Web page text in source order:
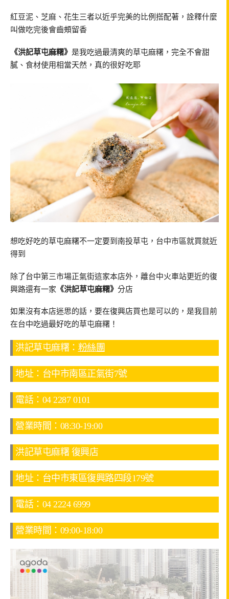
紅豆泥、芝麻、花生三者以近乎完美的比例搭配著，詮釋什麼
叫做吃完後會齒頰留香
《洪記草屯麻糬》 是我吃過最清爽的草屯麻糬，完全不會甜
膩、食材使用相當天然，真的很好吃耶
想吃好吃的草屯麻糬不一定要到南投草屯，台中市區就買就近
得到
除了台中第三市場正氣街這家本店外，離台中火車站更近的復
興路還有一家 《洪記草屯麻糬》 分店
如果沒有本店迷思的話，要在復興店買也是可以的，是我目前
在台中吃過最好吃的草屯麻糬！
洪記草屯麻糬： 粉絲團
地址：台中市南區正氣街7號
電話：04 2287 0101
營業時間：08:30-19:00
洪記草屯麻糬 復興店
地址：台中市東區復興路四段179號
電話：04 2224 6999
營業時間：09:00-18:00